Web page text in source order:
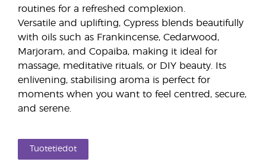
routines for a refreshed complexion.
Versatile and uplifting, Cypress blends beautifully
with oils such as Frankincense, Cedarwood,
Marjoram, and Copaiba, making it ideal for
massage, meditative rituals, or DIY beauty. Its
enlivening, stabilising aroma is perfect for
moments when you want to feel centred, secure,
and serene.
Tuotetiedot